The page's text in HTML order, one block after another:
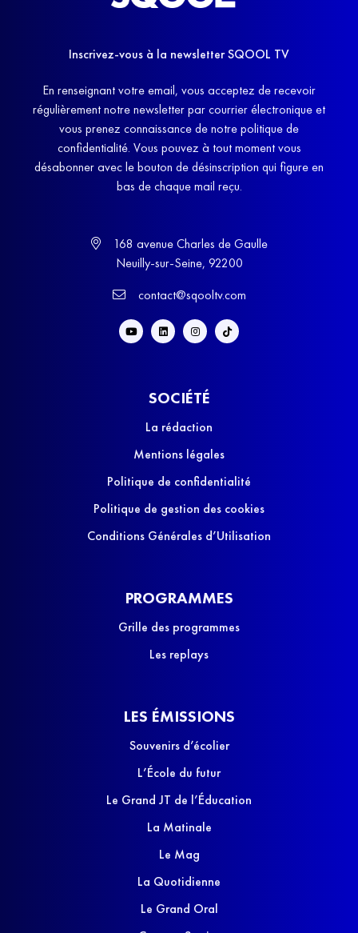
Inscrivez-vous à la newsletter SQOOL TV
En renseignant votre email, vous acceptez de recevoir
régulièrement notre newsletter par courrier électronique et
vous prenez connaissance de notre politique de
confidentialité. Vous pouvez à tout moment vous
désabonner avec le bouton de désinscription qui figure en
bas de chaque mail reçu.
168 avenue Charles de Gaulle
Neuilly-sur-Seine, 92200
contact@sqooltv.com
SOCIÉTÉ
La rédaction
Mentions légales
Politique de confidentialité
Politique de gestion des cookies
Conditions Générales d’Utilisation
PROGRAMMES
Grille des programmes
Les replays
LES ÉMISSIONS
Souvenirs d’écolier
L’École du futur
Le Grand JT de l’Éducation
La Matinale
Le Mag
La Quotidienne
Le Grand Oral